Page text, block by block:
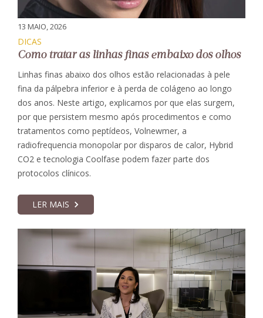
13 MAIO, 2026
DICAS
Como tratar as linhas finas embaixo dos olhos
Linhas finas abaixo dos olhos estão relacionadas à pele
fina da pálpebra inferior e à perda de colágeno ao longo
dos anos. Neste artigo, explicamos por que elas surgem,
por que persistem mesmo após procedimentos e como
tratamentos como peptídeos, Volnewmer, a
radiofrequencia monopolar por disparos de calor, Hybrid
CO2 e tecnologia Coolfase podem fazer parte dos
protocolos clínicos.
LER MAIS